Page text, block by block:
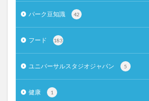
パーク豆知識 42
フード 183
ユニバーサルスタジオジャパン 5
健康 1